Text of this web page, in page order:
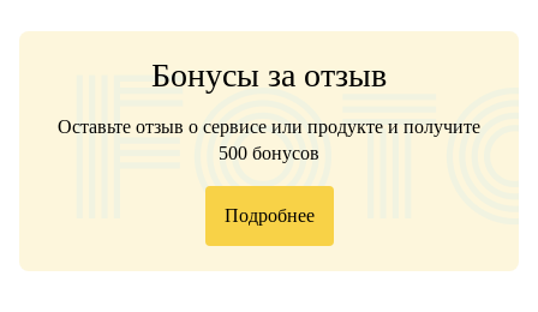
Бонусы за отзыв
Оставьте отзыв о сервисе или продукте и получите
500 бонусов
Подробнее